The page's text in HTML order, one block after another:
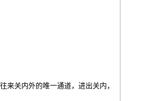
来关内外的唯一通道，进出关内，